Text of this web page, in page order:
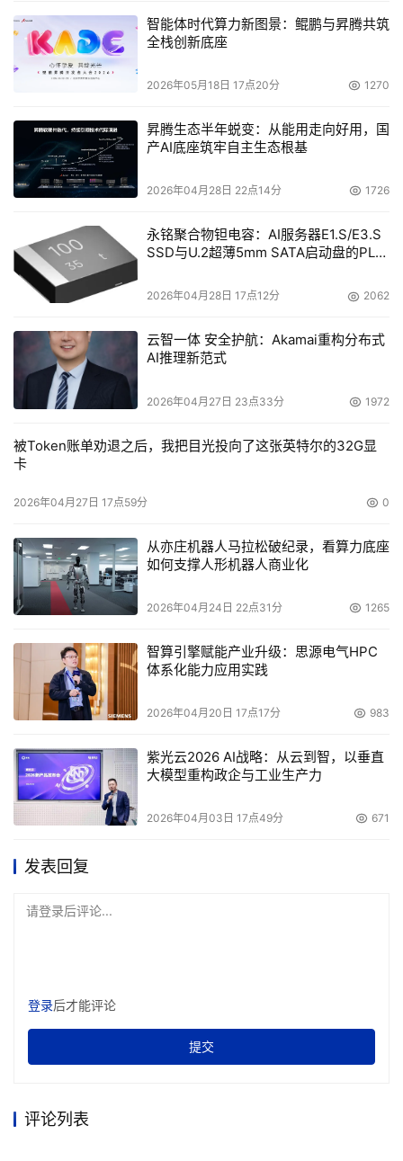
缺乏针对来自内网的攻击防护机制；
现有的安全性防护机制通常是针对整体网络层面的攻击
防护，即针对网络IP层、TCP/UDP层的网络4层以下的
缺乏针对具体的、特定的企业网络应用的特点而专门制
定的符合企业网络应用的基于网络7层防护的安全性防
护机制；
2.3.需求分析
为了保证广铁集团的网络应用的高可用性、高性能和安全
性，其提出了以下需求：
提高网络应用的可靠性：
自动的网络应用可用性检查，保证网络应用的7x24 小时的
为双主用链路，并且具备负载均衡技术，来保证两条链路充
分利用，提高整个网络系统的性能，随着铁路业务系统的开
展，内部的各个应用系统，必须具备高性。
网络应用的安全性较差：
制定针对具体的、特定的网络应用的特点而专门制定的基于
网络7层防护的安全性防护机制；
3.Radware解决方案
3.1.一期扩容工程描述：
路运输业务的需求，广铁集团根据当前信息化发展的趋势，
网上农民工团体订票系统，还建设了电话订票系统，给春运
能新业务系统的性能需求，因此，Radware针对广铁集团的
网络应用特点和需求，推出了高可用性、高性能、高安全性
的解决方案，通过配备3台Radware的
化系统。
智能体时代算力新图景：鲲鹏与昇腾共筑
全栈创新底座
2026年05月18日 17点20分 1270
昇腾生态半年蜕变：从能用走向好用，国
产AI底座筑牢自主生态根基
2026年04月28日 22点14分 1726
永铭聚合物钽电容：AI服务器E1.S/E3.S
SSD与U.2超薄5mm SATA启动盘的PLP
2026年04月28日 17点12分 2062
云智一体 安全护航：Akamai重构分布式
AI推理新范式
2026年04月27日 23点33分 1972
被Token账单劝退之后，我把目光投向了这张英特尔的32G显
卡
2026年04月27日 17点59分 0
从亦庄机器人马拉松破纪录，看算力底座
如何支撑人形机器人商业化
2026年04月24日 22点31分 1265
智算引擎赋能产业升级：思源电气HPC
体系化能力应用实践
2026年04月20日 17点17分 983
紫光云2026 AI战略：从云到智，以垂直
大模型重构政企与工业生产力
2026年04月03日 17点49分 671
发表回复
请登录后评论...
登录后才能评论
提交
评论列表